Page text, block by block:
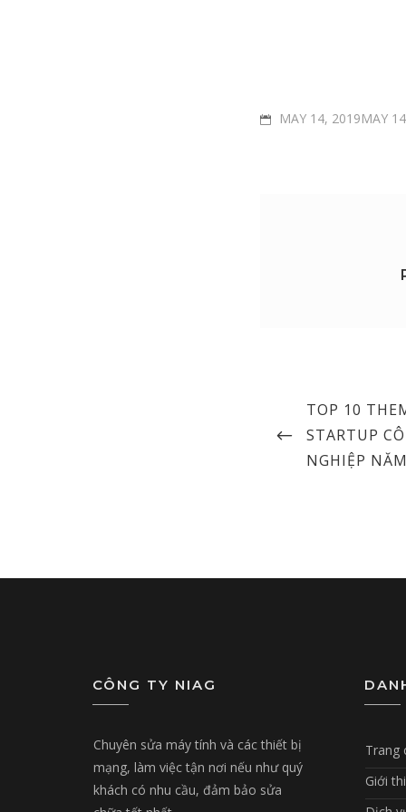
POSTEDMAY 14, 2019MAY
Post
navigation
PREVIOUS
POST
TOP 10
STARTUP
NGHIỆP
CÔNG TY NIAG
Chuyên sửa máy tính và các thiết bị
mạng, làm việc tận nơi nếu như quý
khách có nhu cầu, đảm bảo sửa
Trang
Giới